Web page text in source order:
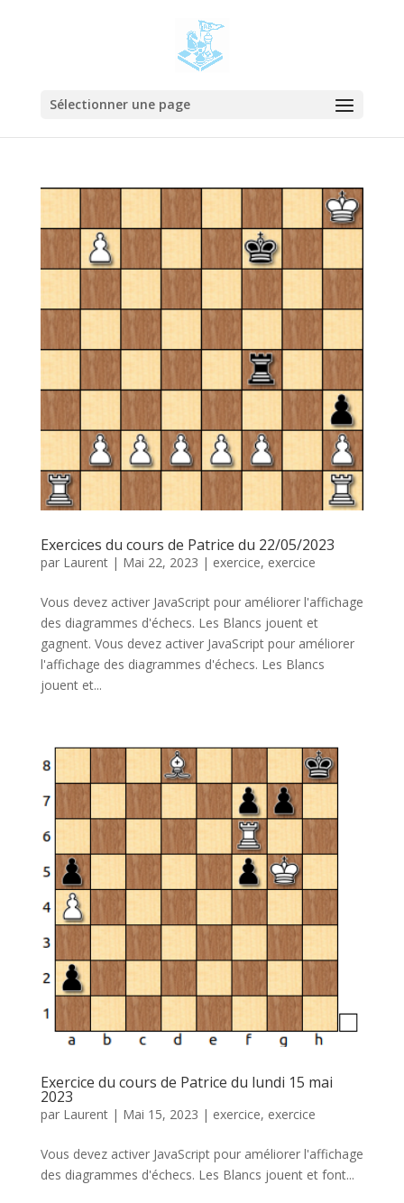
Sélectionner une page
Exercices du cours de Patrice du 22/05/2023
par Laurent| Mai 22, 2023 | exercice, exercice
Vous devez activer JavaScript pour améliorer l'affichage
des diagrammes d'échecs. Les Blancs jouent et
gagnent. Vous devez activer JavaScript pour améliorer
l'affichage des diagrammes d'échecs. Les Blancs
jouent et...
Exercice du cours de Patrice du lundi 15 mai
2023
par Laurent| Mai 15, 2023 | exercice, exercice
Vous devez activer JavaScript pour améliorer l'affichage
des diagrammes d'échecs. Les Blancs jouent et font...